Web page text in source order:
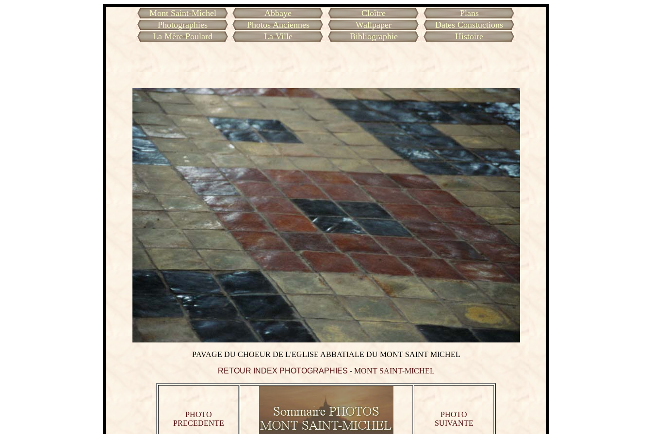
Mont Saint-Michel Abbaye Cloître
Plans
Photographies
Photos Anciennes Wallpaper
Dates Constuctions
La Mère Poulard
La Ville Bibliographie Histoire
PAVAGE DU CHOEUR DE L'EGLISE ABBATIALE DU MONT SAINT MICHEL
RETOUR INDEX PHOTOGRAPHIES - MONT SAINT-MICHEL
PHOTO
PRECEDENTE
PHOTO
SUIVANTE